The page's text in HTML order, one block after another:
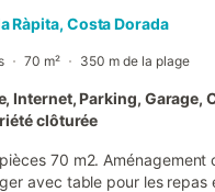
Ràpita, Costa Dorada
70 m² 350 m de la plage
Internet, Parking, Garage,
clôturée
70 m2.
avec table pour les repas